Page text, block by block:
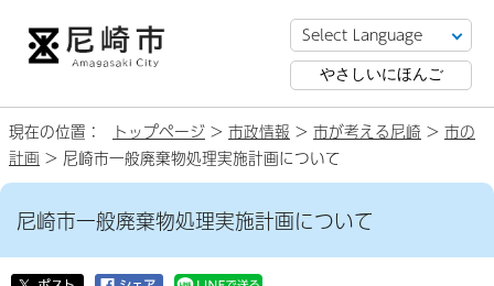
やさしいにほんご
現在の位置： トップページ > 市政情報 > 市が考える尼崎 > 市の
計画 > 尼崎市一般廃棄物処理実施計画について
尼崎市一般廃棄物処理実施計画について